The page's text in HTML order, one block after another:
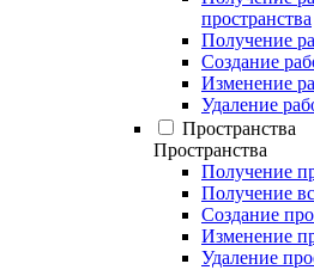
пространства
Получение
Создание
Изменение
Удаление
Пространства
Пространства
Получение
Получение
Создание
Изменение
Удаление